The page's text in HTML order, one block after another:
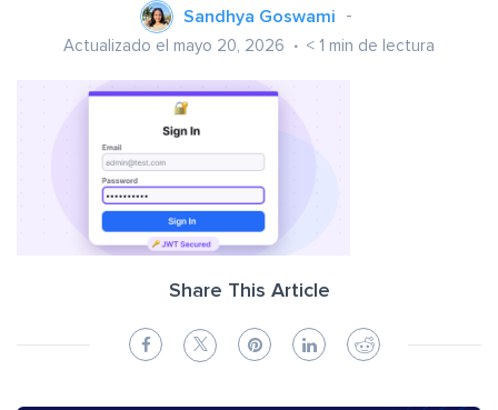
Sandhya Goswami
Actualizado el mayo 20, 2026 < 1 min de lectura
Share This Article